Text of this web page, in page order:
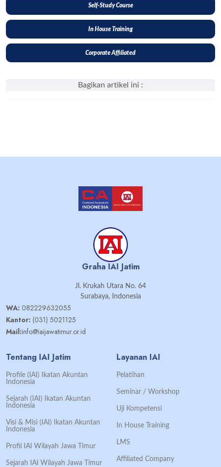
Self-Study Course
In House Training
Corporate Affiliated
Bagikan artikel ini :
Graha IAI Jatim
Jl. Krukah Utara No. 64
Surabaya, Indonesia
WA: 082229632055
Kantor: (031) 5021125
Mail:info@iaijawatimur.or.id
Tentang IAI Jatim
Profile (IAI) Ikatan Akuntan
Indonesia
Sejarah (IAI) Ikatan Akuntan
Indonesia
Visi & Misi (IAI) Ikatan Akuntan
Indonesia
Profil IAI Wilayah Jawa Timur
Sejarah IAI Wilayah Jawa Timur
Layanan IAI
Pelatihan
Seminar / Workshop
Uji Kompetensi
In House Training
LMS
Affiliated Company